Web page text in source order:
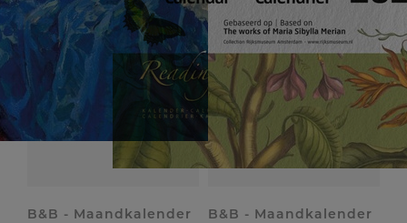
B&B - Maandkalender
B&B - Maandkalender